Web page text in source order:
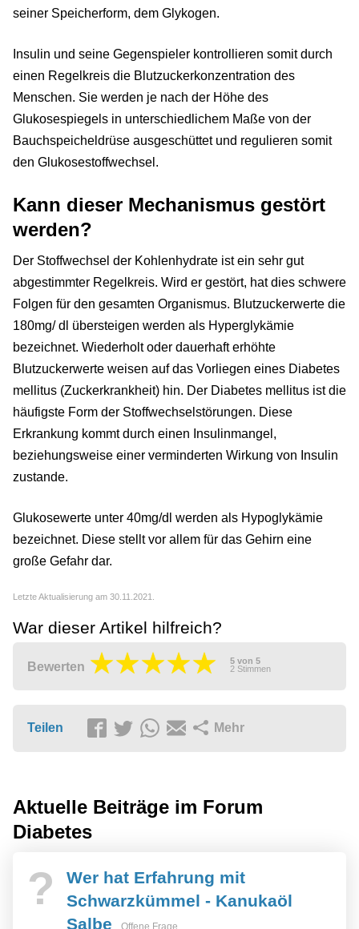
seiner Speicherform, dem Glykogen.
Insulin und seine Gegenspieler kontrollieren somit durch
einen Regelkreis die Blutzuckerkonzentration des
Menschen. Sie werden je nach der Höhe des
Glukosespiegels in unterschiedlichem Maße von der
Bauchspeicheldrüse ausgeschüttet und regulieren somit
den Glukosestoffwechsel.
Kann dieser Mechanismus gestört
werden?
Der Stoffwechsel der Kohlenhydrate ist ein sehr gut
abgestimmter Regelkreis. Wird er gestört, hat dies schwere
Folgen für den gesamten Organismus. Blutzuckerwerte die
180mg/ dl übersteigen werden als Hyperglykämie
bezeichnet. Wiederholt oder dauerhaft erhöhte
Blutzuckerwerte weisen auf das Vorliegen eines Diabetes
mellitus (Zuckerkrankheit) hin. Der Diabetes mellitus ist die
häufigste Form der Stoffwechselstörungen. Diese
Erkrankung kommt durch einen Insulinmangel,
beziehungsweise einer verminderten Wirkung von Insulin
zustande.
Glukosewerte unter 40mg/dl werden als Hypoglykämie
bezeichnet. Diese stellt vor allem für das Gehirn eine
große Gefahr dar.
Letzte Aktualisierung am 30.11.2021.
War dieser Artikel hilfreich?
Bewerten 5 von 5
2 Stimmen
Teilen Mehr
Aktuelle Beiträge im Forum
Diabetes
?
Wer hat Erfahrung mit
Schwarzkümmel - Kanukaöl
Salbe
Offene Frage